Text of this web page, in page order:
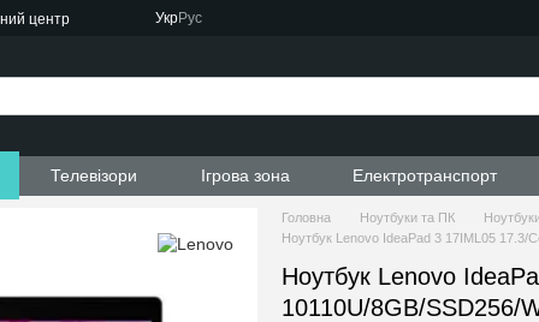
центр
УкрРус
Телевізори Ігрова зона Електротранспорт
Головна Ноутбуки та ПК
Ноутбук Lenovo IdeaPad 3 17IML05 17.3/
Ноутбук Lenovo
10110U/8GB/SSD256/